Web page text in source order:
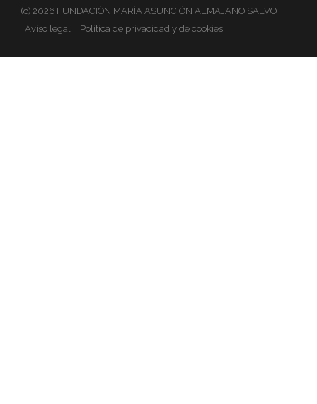
(c) 2026 FUNDACIÓN MARÍA ASUNCIÓN ALMAJANO SALVO
Aviso legal
Política de privacidad y de cookies